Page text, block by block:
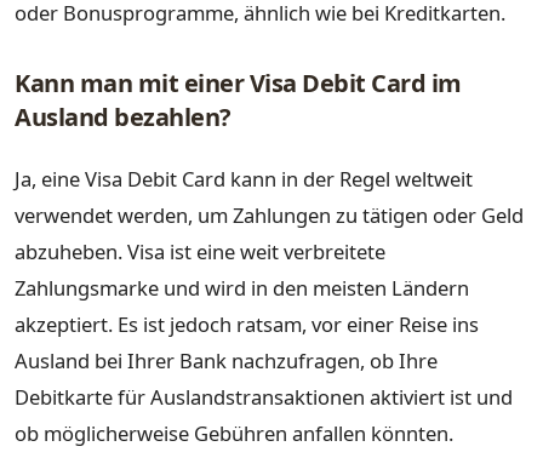
oder Bonusprogramme, ähnlich wie bei Kreditkarten.
Kann man mit einer Visa Debit Card im
Ausland bezahlen?
Ja, eine Visa Debit Card kann in der Regel weltweit
verwendet werden, um Zahlungen zu tätigen oder Geld
abzuheben. Visa ist eine weit verbreitete
Zahlungsmarke und wird in den meisten Ländern
akzeptiert. Es ist jedoch ratsam, vor einer Reise ins
Ausland bei Ihrer Bank nachzufragen, ob Ihre
Debitkarte für Auslandstransaktionen aktiviert ist und
ob möglicherweise Gebühren anfallen könnten.